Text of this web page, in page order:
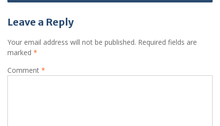
Leave a Reply
Your email address will not be published. Required fields are
marked *
Comment *